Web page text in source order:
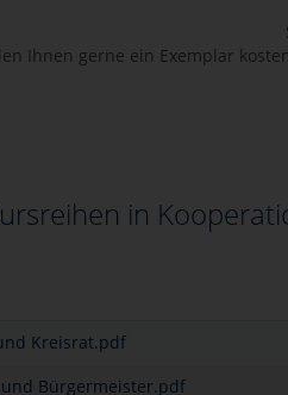
Ihnen gerne ein Exemplar
in
Kreisrat.pdf
Bürgermeister.pdf